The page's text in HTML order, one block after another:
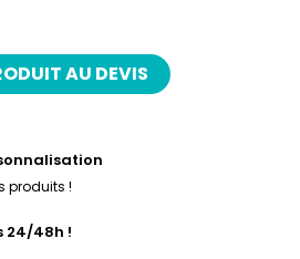
AU DEVIS
produits !
24/48h !